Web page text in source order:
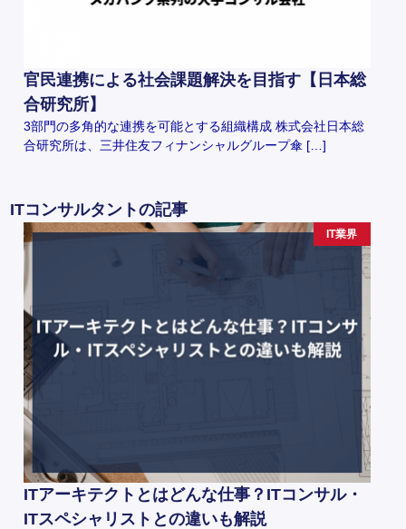
官民連携による社会課題解決を目指す【日本総
合研究所】
3部門の多角的な連携を可能とする組織構成 株式会社日本総
合研究所は、三井住友フィナンシャルグループ傘 […]
ITコンサルタントの記事
IT業界
ITアーキテクトとはどんな仕事？ITコンサル・
ITスペシャリストとの違いも解説